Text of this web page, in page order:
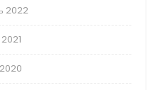
2022